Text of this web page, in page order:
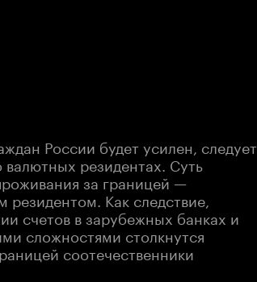
России будет усилен, следует
резидентах. Суть
за границей —
Как следствие,
счетов в зарубежных банках и
сложностями столкнутся
соотечественники